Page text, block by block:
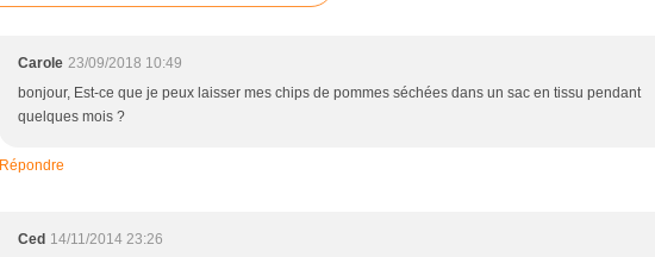
Carole 23/09/2018 10:49
bonjour, Est-ce que je peux laisser mes chips de pommes séchées dans un sac en tissu pendant
quelques mois ?
Répondre
Ced 14/11/2014 23:26